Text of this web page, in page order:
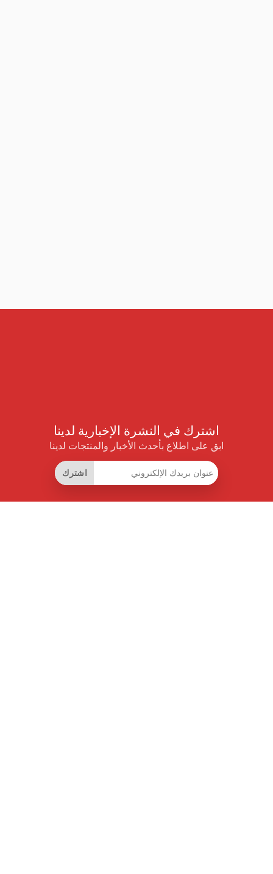
اشترك في النشرة الإخبارية لدينا
ابق على اطلاع بأحدث الأخبار والمنتجات لدينا
اشترك